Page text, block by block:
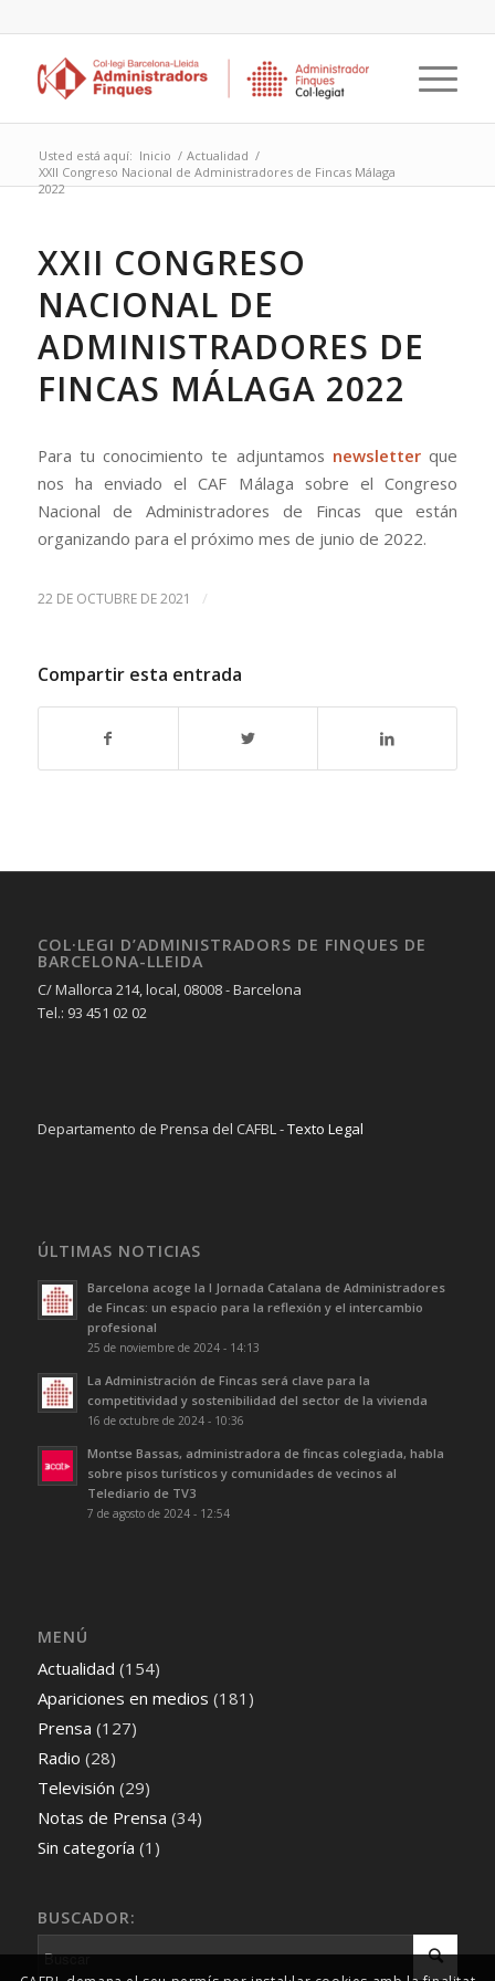
Usted está aquí: Inicio / Actualidad /
XXII Congreso Nacional de Administradores de Fincas Málaga
2022
XXII CONGRESO
NACIONAL DE
ADMINISTRADORES DE
FINCAS MÁLAGA 2022
Para tu conocimiento te adjuntamos newsletter que
nos ha enviado el CAF Málaga sobre el Congreso
Nacional de Administradores de Fincas que están
organizando para el próximo mes de junio de 2022.
22 DE OCTUBRE DE 2021 /
Compartir esta entrada
COL·LEGI D’ADMINISTRADORS DE FINQUES DE
BARCELONA-LLEIDA
C/ Mallorca 214, local, 08008 - Barcelona
Tel.: 93 451 02 02
Departamento de Prensa del CAFBL -Texto Legal
ÚLTIMAS NOTICIAS
Barcelona acoge la I Jornada Catalana de Administradores
de Fincas: un espacio para la reflexión y el intercambio
profesional
25 de noviembre de 2024 - 14:13
La Administración de Fincas será clave para la
competitividad y sostenibilidad del sector de la vivienda
16 de octubre de 2024 - 10:36
Montse Bassas, administradora de fincas colegiada, habla
sobre pisos turísticos y comunidades de vecinos al
Telediario de TV3
7 de agosto de 2024 - 12:54
MENÚ
Actualidad (154)
Apariciones en medios (181)
Prensa (127)
Radio (28)
Televisión (29)
Notas de Prensa (34)
Sin categoría (1)
BUSCADOR: